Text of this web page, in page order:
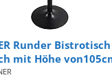
Runder Bistrotisch
mit Höhe
Beistelltisch schwarz